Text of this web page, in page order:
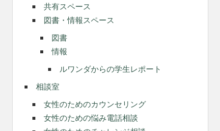
共有スペース
図書・情報スペース
図書
情報
ルワンダからの学生レポート
相談室
女性のためのカウンセリング
女性のための悩み電話相談